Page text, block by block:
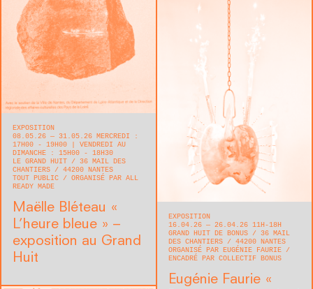
EXPOSITION
08.05.26 — 31.05.26 MERCREDI :
17H00 - 19H00 | VENDREDI AU
DIMANCHE : 15H00 - 18H30
LE GRAND HUIT
36 MAIL DES
CHANTIERS
44200 NANTES
TOUT PUBLIC
ORGANISÉ PAR ALL
READY MADE
Maëlle Bléteau « ​
L’heure bleue » –
exposition au Grand
Huit
EXPOSITION
16.04.26 — 26.04.26 11H-18H
GRAND HUIT DE BONUS
36 MAIL
DES CHANTIERS
44200 NANTES
ORGANISÉ PAR EUGÉNIE FAURIE
ENCADRÉ PAR COLLECTIF BONUS
Eugénie Faurie « ​